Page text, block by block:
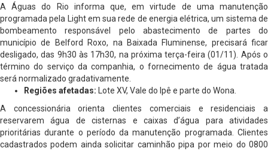
A Águas do Rio informa que, em virtude de uma manutenção
programada pela Light em sua rede de energia elétrica, um sistema de
bombeamento responsável pelo abastecimento de partes do
município de Belford Roxo, na Baixada Fluminense, precisará ficar
desligado, das 9h30 às 17h30, na próxima terça-feira (01/11). Após o
término do serviço da companhia, o fornecimento de água tratada
será normalizado gradativamente.
Regiões afetadas: Lote XV, Vale do Ipê e parte do Wona.
A concessionária orienta clientes comerciais e residenciais a
reservarem água de cisternas e caixas d’água para atividades
prioritárias durante o período da manutenção programada. Clientes
cadastrados podem ainda solicitar caminhão pipa por meio do 0800